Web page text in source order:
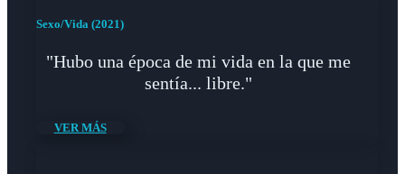
Sexo/Vida (2021)
"Hubo una época de mi vida en la que me
sentía... libre."
VER MÁS